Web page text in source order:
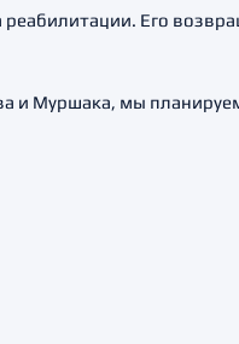
реабилитации. Его
и Муршака, мы